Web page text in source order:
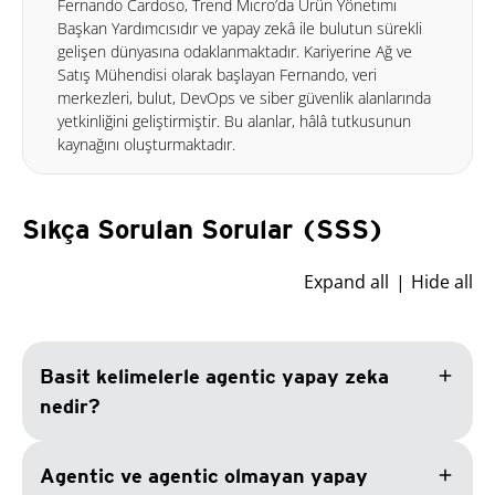
Fernando Cardoso, Trend Micro’da Ürün Yönetimi
Başkan Yardımcısıdır ve yapay zekâ ile bulutun sürekli
gelişen dünyasına odaklanmaktadır. Kariyerine Ağ ve
Satış Mühendisi olarak başlayan Fernando, veri
merkezleri, bulut, DevOps ve siber güvenlik alanlarında
yetkinliğini geliştirmiştir. Bu alanlar, hâlâ tutkusunun
kaynağını oluşturmaktadır.
Sıkça Sorulan Sorular (SSS)
Expand all Hide all
Basit kelimelerle agentic yapay zeka
nedir?
add
Agentic ve agentic olmayan yapay
add